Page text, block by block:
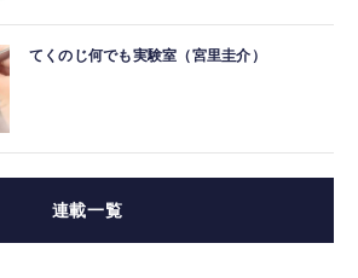
てくのじ何でも実験室（宮里圭介）
連載一覧